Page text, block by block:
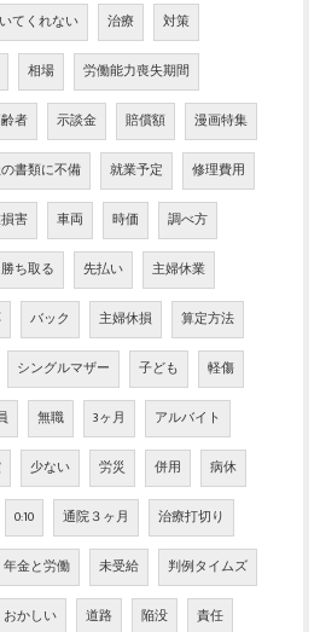
てくれない 治療 対策
相場 労働能力喪失期間
者 示談金 賠償額 漫画特集
書類に不備 就業予定 修理費用
害 車両 時価 調べ方
勝ち取る 先払い 主婦休業
バック 主婦休損 算定方法
シングルマザー 子ども 軽傷
無職 3ヶ月 アルバイト
少ない 労災 併用 病休
0:10 通院３ヶ月 治療打切り
年金と労働 未受給 判例タイムズ
おかしい 道路 陥没 責任